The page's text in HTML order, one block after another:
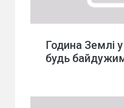
Година Землі
будь